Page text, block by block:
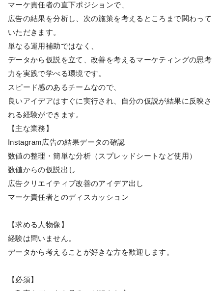
マーケ責任者の直下ポジションで、
広告の結果を分析し、次の施策を考えるところまで関わって
いただきます。
単なる運用補助ではなく、
データから仮説を立て、改善を考えるマーケティングの思考
力を実践で学べる環境です。
スピード感のあるチームなので、
良いアイデアはすぐに実行され、自分の仮説が結果に反映さ
れる経験ができます。
【主な業務】
Instagram広告の結果データの確認
数値の整理・簡単な分析（スプレッドシートなど使用）
数値からの仮説出し
広告クリエイティブ改善のアイデア出し
マーケ責任者とのディスカッション
【求める人物像】
経験は問いません。
データから考えることが好きな方を歓迎します。
【必須】